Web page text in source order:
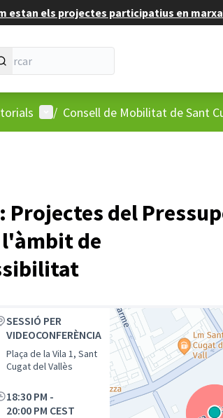
estan els projectes participatius en
Menú d'usuari
/ Consell de Mobilitat de Sant
Projectes del
de
SESSIÓ PER
VIDEOCONFERÈNCIA
Plaça de la Vila 1, Sant
Cugat del Vallès
18:30 PM -
20:00 PM CEST